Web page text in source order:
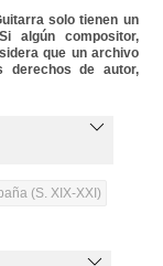
solo tienen un
algún compositor,
que un archivo
derechos de autor,
(S. XIX-XXI)